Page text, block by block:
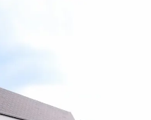
aut, jak i osób
miejsca na rowery,
pasje. Prywatne
po intensywnym dniu,
kawie lub zielony kącik